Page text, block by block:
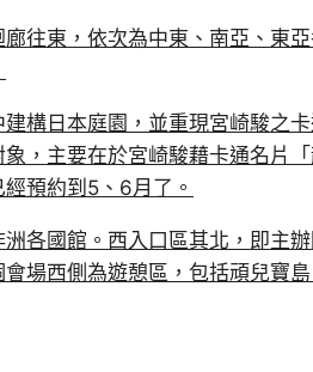
往東，依次為中東、南亞、東
構日本庭園，並重現宮崎駿之
，主要在於宮崎駿藉卡通名片
預約到5、6月了。
各國館。西入口區其北，即主
場西側為遊憩區，包括頑兒寶